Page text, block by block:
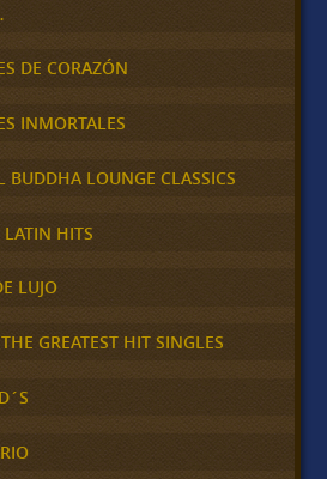
DE CORAZÓN
INMORTALES
BUDDHA LOUNGE CLASSICS
LATIN HITS
LUJO
GREATEST HIT SINGLES